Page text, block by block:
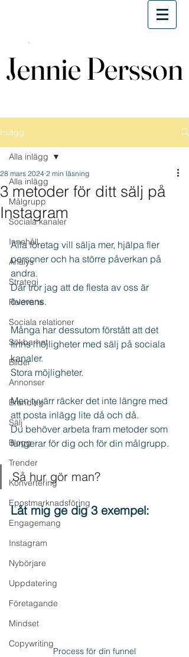
Jennie Persson
Jennie Persson
Inlägg
Alla inlägg
Målgrupp
Sociala kanaler
Innehåll
Analys
Strategi
Relevans
Sociala relationer
Sökbarhet
Bilder
Annonser
Branding
Sälj
Blogg
Trender
Konvertering
Epostmarknadsföring
Engagemang
Instagram
Nybörjare
Uppdatering
Företagande
Mindset
Copywriting
Alla inlägg
3 metoder för ditt sälj på
Instagram
28 mars 2024 2 min läsning
Alla företag vill sälja mer, hjälpa fler
personer och ha större påverkan på
andra.
Där tror jag att de flesta av oss är
överens.
Många har dessutom förstått att det
finns möjligheter med sälj på sociala
kanaler.
Stora möjligheter.
Men tyvärr räcker det inte längre med
att posta inlägg lite då och då.
Du behöver arbeta fram metoder som
fungerar för dig och för din målgrupp.
Så hur gör man?
Låt mig ge dig 3 exempel:
Process för din funnel